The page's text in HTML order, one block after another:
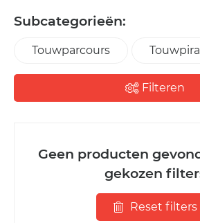
Subcategorieën:
Touwparcours
Filteren
Geen producten
gekozen
Reset filters